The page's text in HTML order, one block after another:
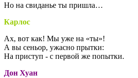
Но на свиданье ты пришла…
Карлос
Ах, вот как! Мы уже на «ты»!
А вы сеньор, ужасно прытки:
На приступ - с первой же попытки.
Дон Хуан